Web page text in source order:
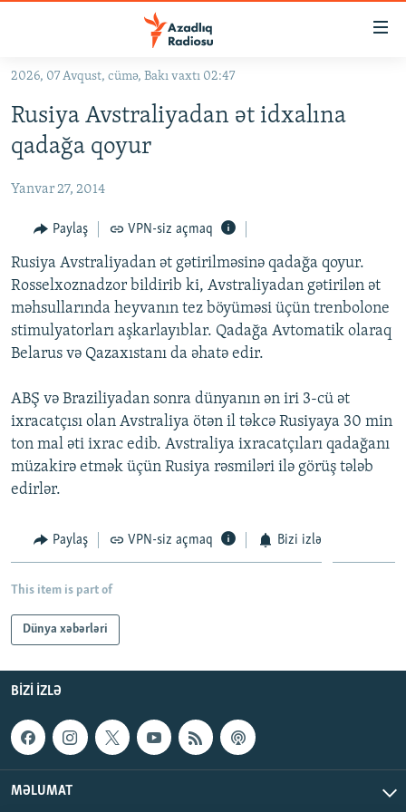
Əsas
qayıt
Əsas
naviqasiyaya
qayıt
#İZAHLA
KORRUPSIOMETR
#ƏSLINDƏ
FƏRQƏ BAX
QANUNI DOĞRU
ARAŞDIRMA
MULTIMEDIA
VIDEO
FOTOQALEREYA
İNFOQRAFIKA
KARIKATURA
RADIO ARXIV
OXU ZALI
AZƏRBAYCAN ƏDƏBIYYATI KITABXANASI
İSLAM VƏ DEMOKRATIYA
İZ - MƏDƏNIYYƏT PROQRAMI
HAQQIMIZDA
MISSIYAMIZ
PEŞƏ ETIKASI VƏ JURNALISTIKA STANDARTLARIMIZ
MATERIALLARIMIZDAN ISTIFADƏ
XƏBƏR BÜLLETENLƏRIMIZ
BIZI IZLƏ
2026, 07 Avqust, cümə, Bakı vaxtı 02:47
Rusiya Avstraliyadan ət idxalına
qadağa qoyur
Yanvar 27, 2014
Paylaş VPN-siz açmaq
Rusiya Avstraliyadan ət gətirilməsinə qadağa qoyur.
Rosselxoznadzor bildirib ki, Avstraliyadan gətirilən ət
məhsullarında heyvanın tez böyüməsi üçün trenbolone
stimulyatorları aşkarlayıblar. Qadağa Avtomatik olaraq
Belarus və Qazaxıstanı da əhatə edir.
ABŞ və Braziliyadan sonra dünyanın ən iri 3-cü ət
ixracatçısı olan Avstraliya ötən il təkcə Rusiyaya 30 min
ton mal əti ixrac edib. Avstraliya ixracatçıları qadağanı
müzakirə etmək üçün Rusiya rəsmiləri ilə görüş tələb
edirlər.
Paylaş VPN-siz açmaq Bizi izlə
This item is part of
Dünya xəbərləri
BIZI IZLƏ
MƏLUMAT